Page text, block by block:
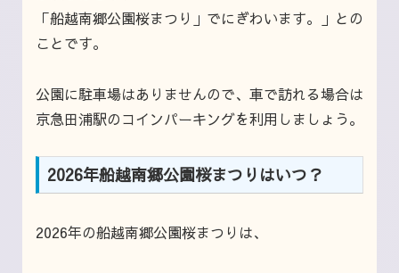
「船越南郷公園桜まつり」でにぎわいます。」との
ことです。
公園に駐車場はありませんので、車で訪れる場合は
京急田浦駅のコインパーキングを利用しましょう。
2026年船越南郷公園桜まつりはいつ？
2026年の船越南郷公園桜まつりは、